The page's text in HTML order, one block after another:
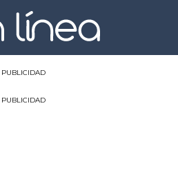
PUBLICIDAD
PUBLICIDAD